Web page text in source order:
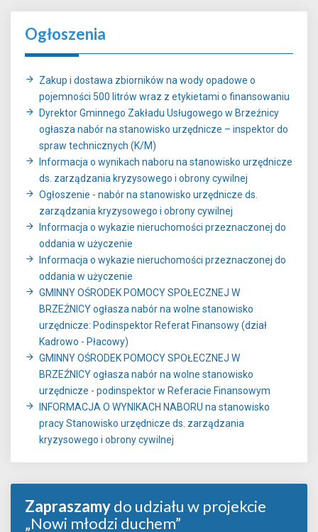
Ogłoszenia
Zakup i dostawa zbiorników na wody opadowe o
pojemności 500 litrów wraz z etykietami o finansowaniu
Dyrektor Gminnego Zakładu Usługowego w Brzeźnicy
ogłasza nabór na stanowisko urzędnicze – inspektor do
spraw technicznych (K/M)
Informacja o wynikach naboru na stanowisko urzędnicze
ds. zarządzania kryzysowego i obrony cywilnej
Ogłoszenie - nabór na stanowisko urzędnicze ds.
zarządzania kryzysowego i obrony cywilnej
Informacja o wykazie nieruchomości przeznaczonej do
oddania w użyczenie
Informacja o wykazie nieruchomości przeznaczonej do
oddania w użyczenie
GMINNY OŚRODEK POMOCY SPOŁECZNEJ W
BRZEŹNICY ogłasza nabór na wolne stanowisko
urzędnicze: Podinspektor Referat Finansowy (dział
Kadrowo - Płacowy)
GMINNY OŚRODEK POMOCY SPOŁECZNEJ W
BRZEŹNICY ogłasza nabór na wolne stanowisko
urzędnicze - podinspektor w Referacie Finansowym
INFORMACJA O WYNIKACH NABORU na stanowisko
pracy Stanowisko urzędnicze ds. zarządzania
kryzysowego i obrony cywilnej
Zapraszamydo udziału w projekcie
„Nowi młodzi duchem”